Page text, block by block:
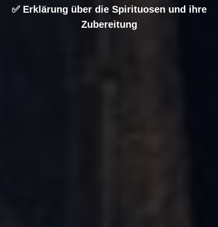
✅ Erklärung über die Spirituosen und ihre
Zubereitung